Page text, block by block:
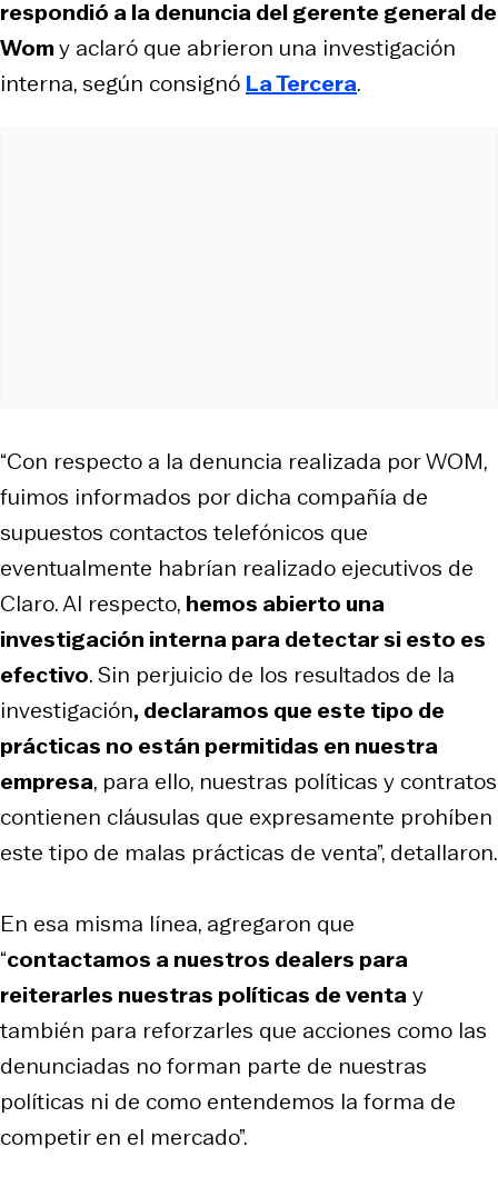
respondió a la denuncia del gerente general de
Womy aclaró que abrieron una investigación
interna, según consignó La Tercera.
“Con respecto a la denuncia realizada por WOM,
fuimos informados por dicha compañía de
supuestos contactos telefónicos que
eventualmente habrían realizado ejecutivos de
Claro. Al respecto, hemos abierto una
investigación interna para detectar si esto es
efectivo. Sin perjuicio de los resultados de la
investigación, declaramos que este tipo de
prácticas no están permitidas en nuestra
empresa, para ello, nuestras políticas y contratos
contienen cláusulas que expresamente prohíben
este tipo de malas prácticas de venta”, detallaron.
En esa misma línea, agregaron que
“contactamos a nuestros dealers para
reiterarles nuestras políticas de ventay
también para reforzarles que acciones como las
denunciadas no forman parte de nuestras
políticas ni de como entendemos la forma de
competir en el mercado”.